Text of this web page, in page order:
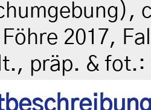
2017,
präp. & fot.: